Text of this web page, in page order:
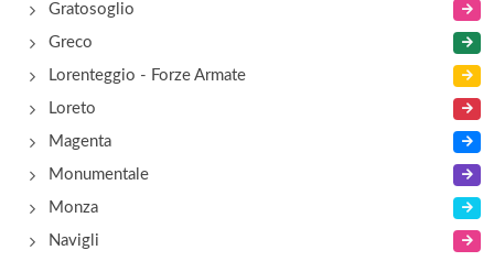
Gratosoglio
Greco
Lorenteggio - Forze Armate
Loreto
Magenta
Monumentale
Monza
Navigli